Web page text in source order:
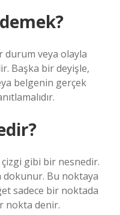
durum veya olayla
Başka bir deyişle,
belgenin gerçek
gibi bir nesnedir.
dokunur. Bu noktaya
sadece bir noktada
nokta denir.